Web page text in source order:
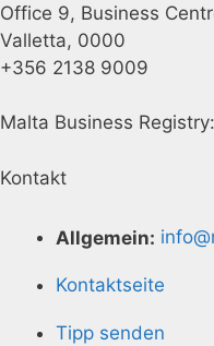
Office 9, Business
Valletta, 0000
+356 2138 9009
Malta Business
Kontakt
Allgemein:
Kontaktseite
Tipp senden